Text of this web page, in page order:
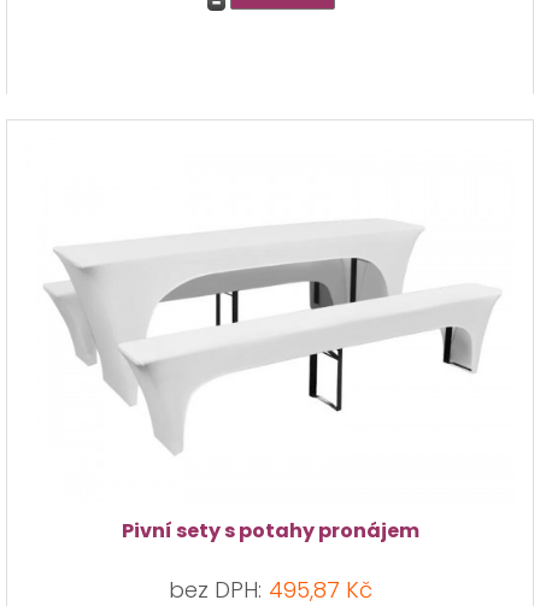
Pivní sety s potahy pronájem
bez DPH: 495,87 Kč